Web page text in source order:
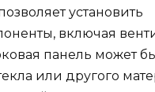
установить
включая
панель может
или другого